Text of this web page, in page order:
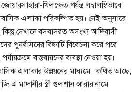
খিলক্ষেত পর্যন্ত লম্বালম্বিভাবে
এলাকা পরিকল্পিত হয়। সেই অনুসারে
কিন্তু সেখানে বসবাসরত অসংখ্য আদিবাসী
পুনর্বাসনের বিষয়টি বিবেচনা করে পরে
বাস্তবায়নের ব্যবস্থা নেওয়া হয়।
এলাকার উন্নয়নের মাধ্যমে। কথিত আছে,
জি এ মাদানীর স্ত্রী গুলশান আরার নামে